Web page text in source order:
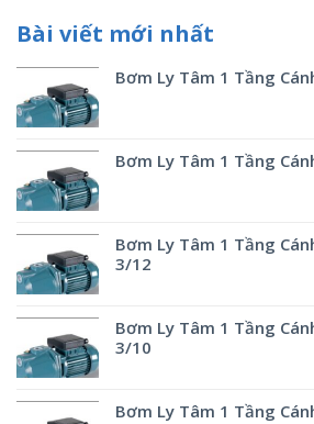
Bài viết mới nhất
Bơm Ly Tâm 1 Tầng
Bơm Ly Tâm 1 Tầng
Bơm Ly Tâm 1 Tầng
3/12
Bơm Ly Tâm 1 Tầng
3/10
Bơm Ly Tâm 1 Tầng